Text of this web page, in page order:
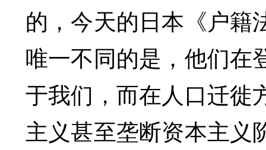
的，今天的日本《户籍
唯一不同的是，他们在
于我们，而在人口迁徙
主义甚至垄断资本主义